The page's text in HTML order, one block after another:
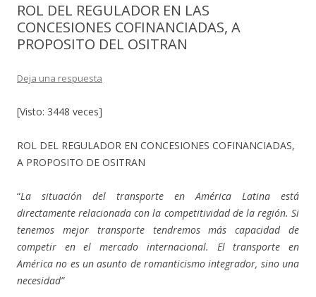
ROL DEL REGULADOR EN LAS
CONCESIONES COFINANCIADAS, A
PROPOSITO DEL OSITRAN
Deja una respuesta
[Visto: 3448 veces]
ROL DEL REGULADOR EN CONCESIONES COFINANCIADAS,
A PROPOSITO DE OSITRAN
“La situación del transporte en América Latina está
directamente relacionada con la competitividad de la región. Si
tenemos mejor transporte tendremos más capacidad de
competir en el mercado internacional. El transporte en
América no es un asunto de romanticismo integrador, sino una
necesidad”